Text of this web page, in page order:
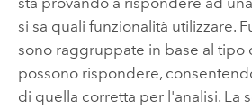
si sa quali funzionalità utilizzare.
sono raggruppate in base al tipo
possono rispondere,
di quella corretta per l'analisi. La